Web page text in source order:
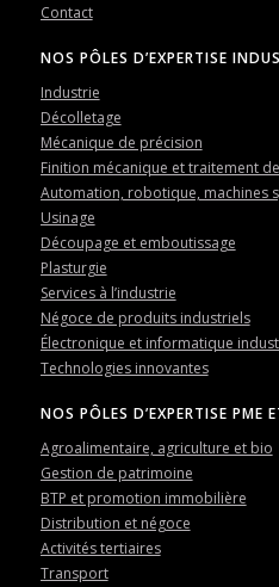
Contact
NOS PÔLES D’EXPERTISE
Industrie
Décolletage
Mécanique de précision
Finition mécanique et traitement
Automation, robotique, machines
Usinage
Découpage et emboutissage
Plasturgie
Services à l’industrie
Négoce de produits industriels
Électronique et informatique
Technologies innovantes
NOS PÔLES D’EXPERTISE PME
Agroalimentaire, agriculture et bio
Gestion de patrimoine
BTP et promotion immobilière
Distribution et négoce
Activités tertiaires
Transport